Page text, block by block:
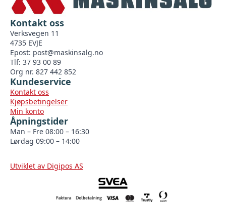
Kontakt oss
Verksvegen 11
4735 EVJE
Epost: post@maskinsalg.no
Tlf: 37 93 00 89
Org nr. 827 442 852
Kundeservice
Kontakt oss
Kjøpsbetingelser
Min konto
Åpningstider
Man – Fre 08:00 – 16:30
Lørdag 09:00 – 14:00
Utviklet av Digipos AS